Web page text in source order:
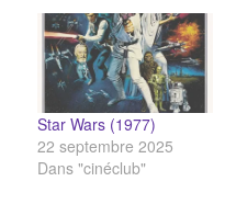
Star Wars (1977)
22 septembre 2025
Dans "cinéclub"